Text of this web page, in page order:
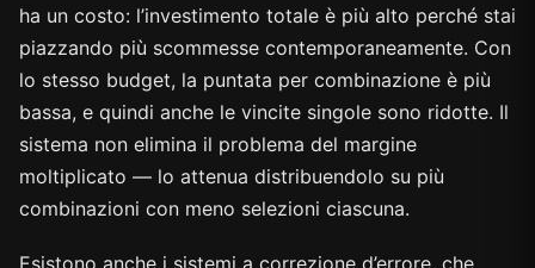
ha un costo: l’investimento totale è più alto perché stai
piazzando più scommesse contemporaneamente. Con
lo stesso budget, la puntata per combinazione è più
bassa, e quindi anche le vincite singole sono ridotte. Il
sistema non elimina il problema del margine
moltiplicato — lo attenua distribuendolo su più
combinazioni con meno selezioni ciascuna.